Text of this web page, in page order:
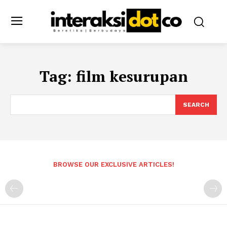
Tag: film kesurupan
SEARCH
BROWSE OUR EXCLUSIVE ARTICLES!